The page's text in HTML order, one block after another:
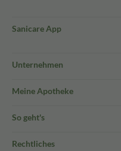
Sanicare App
Unternehmen
Meine Apotheke
So geht's
Rechtliches